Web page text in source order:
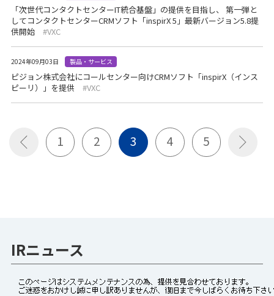
「次世代コンタクトセンターIT統合基盤」の提供を目指し、 第一弾と
してコンタクトセンターCRMソフト「inspirX 5」最新バージョン5.8提
供開始
VXC
2024年09月03日 製品・サービス
ピジョン株式会社にコールセンター向けCRMソフト「inspirX（インス
ピーリ）」を提供
VXC
1 2 3 4 5
IRニュース